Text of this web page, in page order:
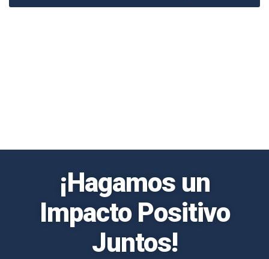
¡Hagamos un
Impacto Positivo
Juntos!